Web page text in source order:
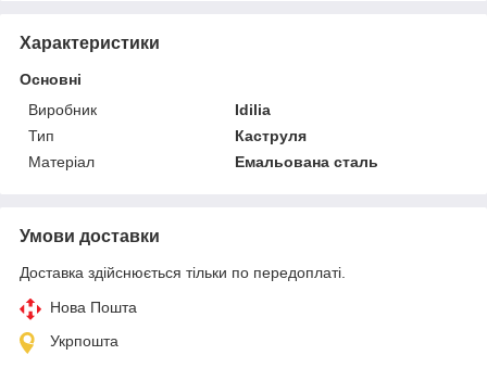
Характеристики
Основні
Виробник
Idilia
Тип
Каструля
Матеріал
Емальована сталь
Умови доставки
Доставка здійснюється тільки по передоплаті.
Нова Пошта
Укрпошта